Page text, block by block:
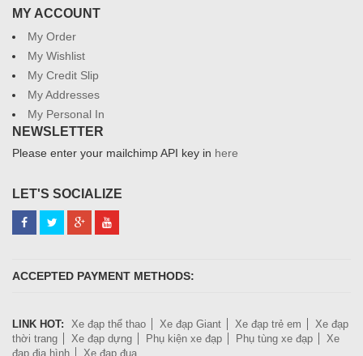
MY ACCOUNT
My Order
My Wishlist
My Credit Slip
My Addresses
My Personal In
NEWSLETTER
Please enter your mailchimp API key in here
LET'S SOCIALIZE
ACCEPTED PAYMENT METHODS:
LINK HOT: Xe đạp thể thao Xe đạp Giant Xe đạp trẻ em
Xe đạp
thời trang
Xe đạp dựng Phụ kiện xe đạp Phụ tùng xe đạp
Xe
đạp địa hình
Xe đạp đua